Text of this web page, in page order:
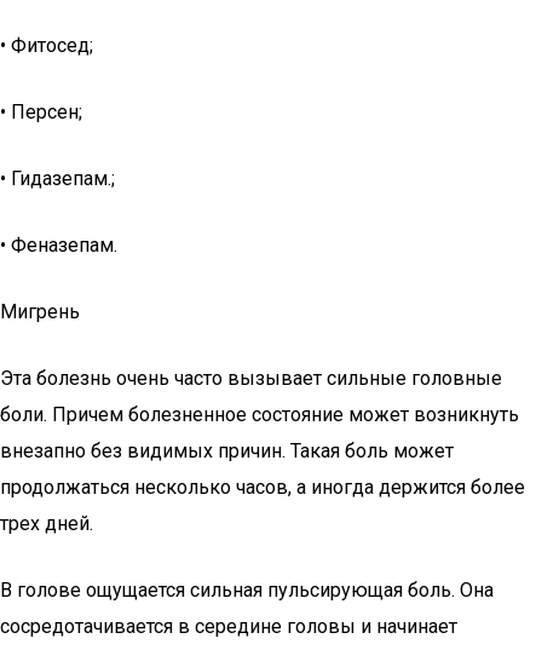
• Фитосед;
• Персен;
• Гидазепам.;
• Феназепам.
Мигрень
Эта болезнь очень часто вызывает сильные головные
боли. Причем болезненное состояние может возникнуть
внезапно без видимых причин. Такая боль может
продолжаться несколько часов, а иногда держится более
трех дней.
В голове ощущается сильная пульсирующая боль. Она
сосредотачивается в середине головы и начинает